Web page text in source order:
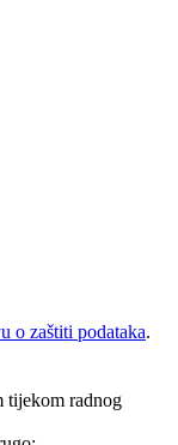
o zaštiti podataka.
tijekom radnog